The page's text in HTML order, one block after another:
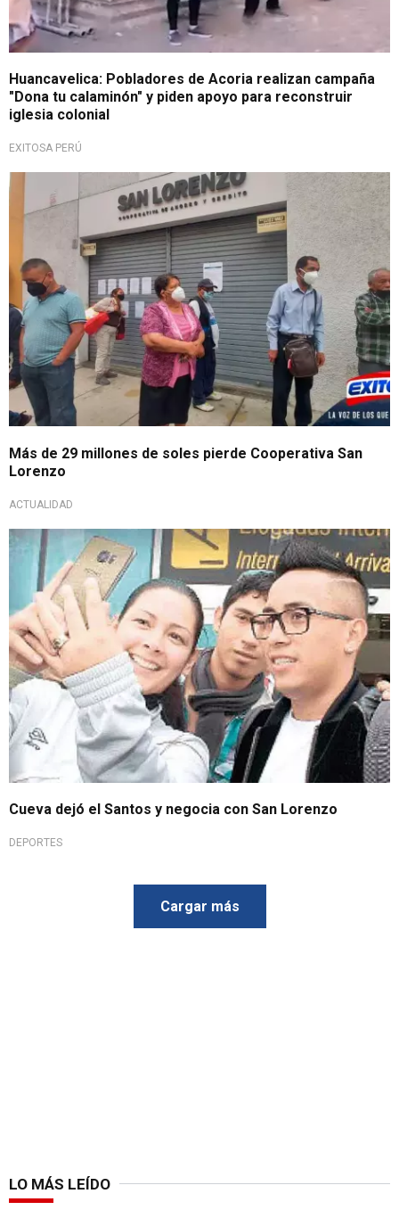
Huancavelica: Pobladores de Acoria realizan campaña
"Dona tu calaminón" y piden apoyo para reconstruir
iglesia colonial
EXITOSA PERÚ
Más de 29 millones de soles pierde Cooperativa San
Lorenzo
ACTUALIDAD
Cueva dejó el Santos y negocia con San Lorenzo
DEPORTES
Cargar más
LO MÁS LEÍDO